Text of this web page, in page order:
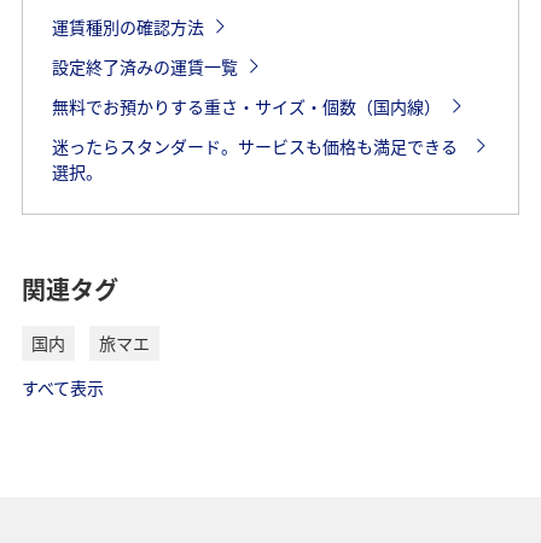
運賃種別の確認方法
設定終了済みの運賃一覧
無料でお預かりする重さ・サイズ・個数（国内線）
迷ったらスタンダード。サービスも価格も満足できる
選択。
関連タグ
国内
旅マエ
すべて表示